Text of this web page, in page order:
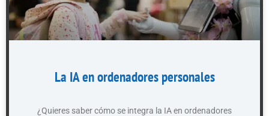
La IA en ordenadores personales
¿Quieres saber cómo se integra la IA en ordenadores